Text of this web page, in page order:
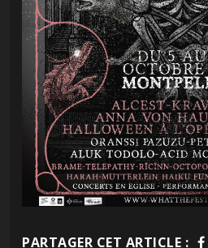
PARTAGER CET ARTICLE :